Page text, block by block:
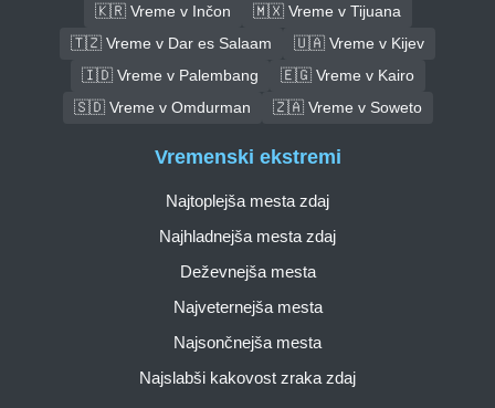
🇰🇷 Vreme v Inčon
🇲🇽 Vreme v Tijuana
🇹🇿 Vreme v Dar es Salaam
🇺🇦 Vreme v Kijev
🇮🇩 Vreme v Palembang
🇪🇬 Vreme v Kairo
🇸🇩 Vreme v Omdurman
🇿🇦 Vreme v Soweto
Vremenski ekstremi
Najtoplejša mesta zdaj
Najhladnejša mesta zdaj
Deževnejša mesta
Najveternejša mesta
Najsončnejša mesta
Najslabši kakovost zraka zdaj